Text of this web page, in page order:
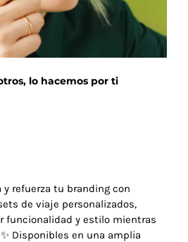
de
lo hacemos por ti
y refuerza tu branding con
de viaje personalizados,
funcionalidad y estilo mientras
Disponibles en una amplia